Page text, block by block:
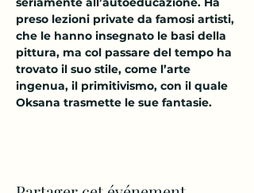
preso lezioni private da famosi artisti,
che le hanno insegnato le basi della
pittura, ma col passare del tempo ha
trovato il suo stile, come l’arte
ingenua, il primitivismo, con il quale
Oksana trasmette le sue fantasie.